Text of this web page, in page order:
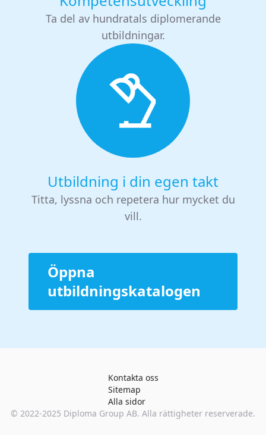
Ta del av hundratals diplomerande
utbildningar.
Utbildning i din egen takt
Titta, lyssna och repetera hur mycket du
vill.
Öppna
utbildningskatalogen
Kontakta oss
Sitemap
Alla sidor
© 2022-2025 Diploma Group AB. Alla rättigheter reserverade.